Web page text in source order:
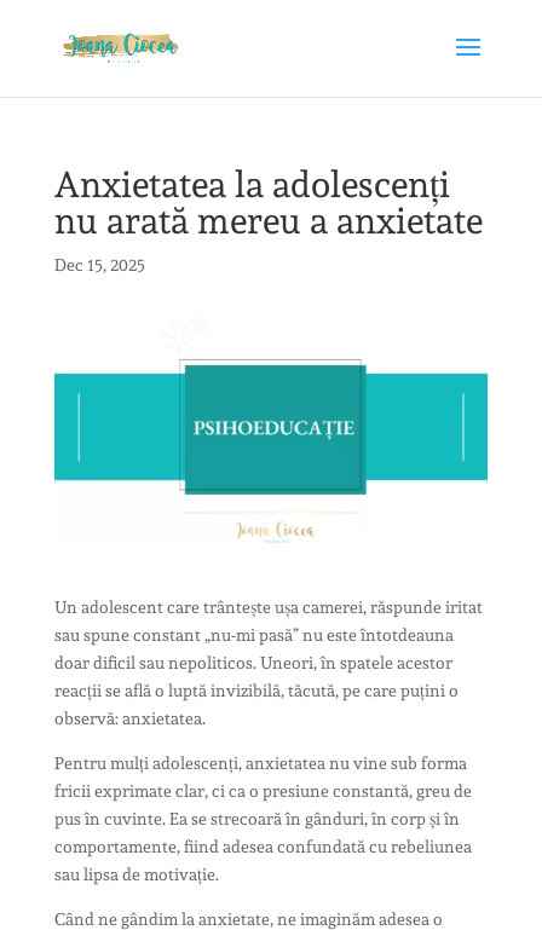
Anxietatea la adolescenți
nu arată mereu a anxietate
Dec 15, 2025
Un adolescent care trântește ușa camerei, răspunde iritat
sau spune constant „nu-mi pasă” nu este întotdeauna
doar dificil sau nepoliticos. Uneori, în spatele acestor
reacții se află o luptă invizibilă, tăcută, pe care puțini o
observă: anxietatea.
Pentru mulți adolescenți, anxietatea nu vine sub forma
fricii exprimate clar, ci ca o presiune constantă, greu de
pus în cuvinte. Ea se strecoară în gânduri, în corp și în
comportamente, fiind adesea confundată cu rebeliunea
sau lipsa de motivație.
Când ne gândim la anxietate, ne imaginăm adesea o